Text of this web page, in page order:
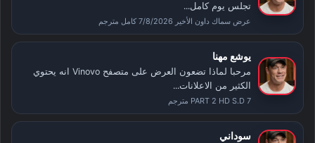
تجلس يوم كامل...
عرض سماك داون الأخير 7/8/2026 كامل مترجم
يوشع مهنا
مرحبا لماذا تضعون العرض على متصفح Vinovo انه يحتوي
الكثير من الاعلانات...
PART 2 HD S.D 7 مترجم
سوداني